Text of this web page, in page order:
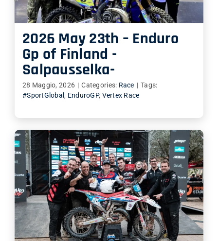
2026 May 23th – Enduro
Gp of Finland -
Salpausselka-
28 Maggio, 2026 | Categories: Race | Tags:
#SportGlobal , EnduroGP, Vertex Race